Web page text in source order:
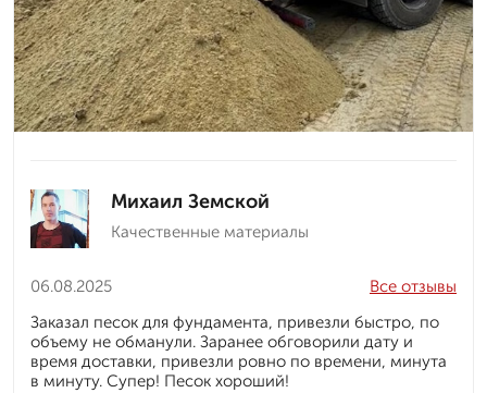
Михаил Земской
Качественные материалы
06.08.2025
Все отзывы
Заказал песок для фундамента, привезли быстро, по
объему не обманули. Заранее обговорили дату и
время доставки, привезли ровно по времени, минута
в минуту. Супер! Песок хороший!